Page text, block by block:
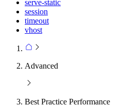
serve-static
session
timeout
vhost
Advanced
Best Practice Performance